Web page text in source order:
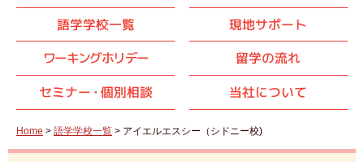
語学学校一覧
現地サポート
ワーキングホリデー
留学の流れ
セミナー・ 個別相談 当社について
Home > 語学学校一覧 > アイエルエスシー（シドニー校)